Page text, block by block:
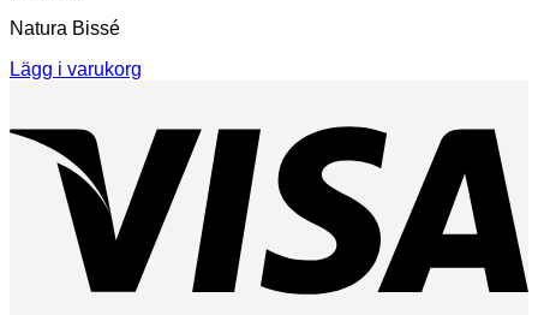
Natura Bissé
Lägg i varukorg